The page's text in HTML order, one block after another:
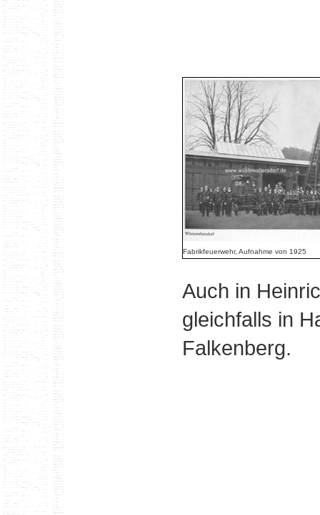
Fabrikfeuerwehr, Aufnahme von 1925
Auch in
gleichfalls in
Falkenberg.